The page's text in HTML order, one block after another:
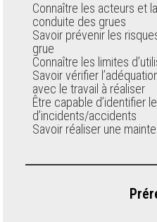
Connaître les acteurs et
conduite des grues
Savoir prévenir les
grue
Connaître les limites
Savoir vérifier
avec le travail à réaliser
Être capable d’identifier
d’incidents/accidents
Savoir réaliser une